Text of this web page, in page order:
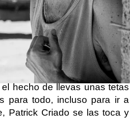
de la serie.Marcos
las escenas donde Boncho,
darle un abrazo, “con la
tropezando y caí de
hecho de llevas unas tetas
para todo, incluso para ir a
Patrick Criado se las toca y